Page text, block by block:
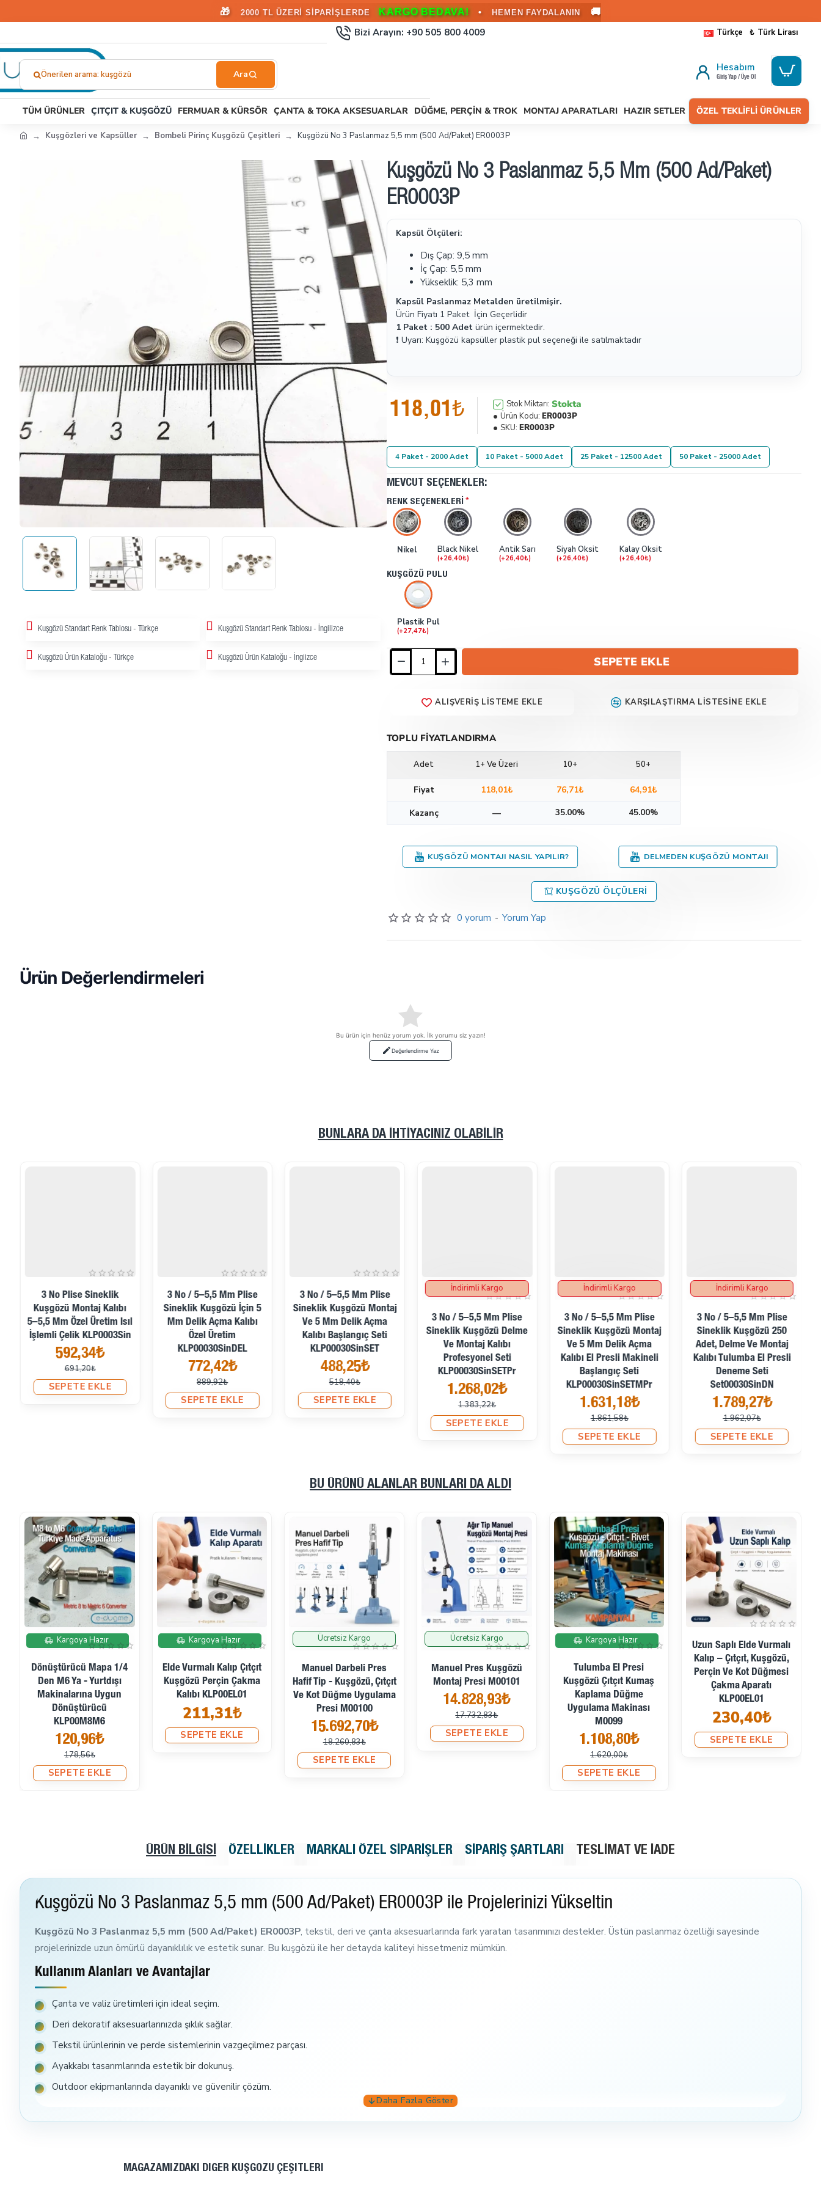
🎁 2000 TL ÜZERİ SİPARİŞLERDE KARGO BEDAVA! • HEMEN FAYDALANIN 🚚
Bizi Arayın: +90 505 800 4009 Türkçe ₺ Türk Lirası
Aramıştınız?...
Önerilen arama: stoper
Hesabım
Giriş Yap / Üye Ol
TÜM ÜRÜNLER ÇITÇIT & KUŞGÖZÜ FERMUAR & KÜRSÖR ÇANTA & TOKA AKSESUARLAR DÜĞME, PERÇIN & TROK MONTAJ APARATLARI HAZIR SETLER ÖZEL TEKLIFLI ÜRÜNLER
Kuşgözleri ve Kapsüller Bombeli Pirinç Kuşgözü Çeşitleri Kuşgözü No 3 Paslanmaz 5,5 mm (500 Ad/Paket) ER0003P
Kuşgözü Standart Renk Tablosu - Türkçe Kuşgözü Standart Renk Tablosu - İngilizce
Kuşgözü Ürün Kataloğu - Türkçe Kuşgözü Ürün Kataloğu - İngiizce
Kuşgözü No 3 Paslanmaz 5,5 Mm (500 Ad/Paket)
ER0003P
Kapsül Ölçüleri:
Dış Çap: 9,5 mm
İç Çap: 5,5 mm
Yükseklik: 5,3 mm
Kapsül Paslanmaz Metalden üretilmişir.
Ürün Fiyatı 1 Paket İçin Geçerlidir
1 Paket : 500 Adet ürün içermektedir.
❗ Uyarı: Kuşgözü kapsüller plastik pul seçeneği ile satılmaktadır
0 yorum - Yorum Yap
118,01₺ Stok Miktarı: Stokta
Ürün Kodu: ER0003P
SKU: ER0003P
4 Paket - 2000 Adet 10 Paket - 5000 Adet 25 Paket - 12500 Adet 50 Paket - 25000 Adet
MEVCUT SEÇENEKLER:
RENK SEÇENEKLERI
Nikel Black Nikel
(+26,40₺)
Antik Sarı
(+26,40₺)
Siyah Oksit
(+26,40₺)
Kalay Oksit
(+26,40₺)
KUŞGÖZÜ PULU
Plastik Pul
(+27,47₺)
SEPETE EKLE
ALIŞVERIŞ LISTEME EKLE KARŞILAŞTIRMA LISTESINE EKLE
TOPLU FIYATLANDIRMA
Adet 1+ Ve Üzeri 10+ 50+
Fiyat 118,01₺ 76,71₺
64,91₺
Kazanç
— 35.00% 45.00%
KUŞGÖZÜ MONTAJI NASIL YAPILIR? DELMEDEN KUŞGÖZÜ MONTAJI
KUŞGÖZÜ ÖLÇÜLERI
Ürün Değerlendirmeleri
Bu ürün için henüz yorum yok. İlk yorumu siz yazın!
Değerlendirme Yaz
BUNLARA DA İHTIYACINIZ OLABILIR
İndirimde
3 No Plise Sineklik
Kuşgözü Montaj Kalıbı
5–5,5 Mm Özel Üretim Isıl
İşlemli Çelik KLP0003Sin
592,34₺
691,20₺
SEPETE EKLE
İndirimde
3 No / 5–5,5 Mm Plise
Sineklik Kuşgözü İçin 5
Mm Delik Açma Kalıbı
Özel Üretim
KLP00030SinDEL
772,42₺
889,92₺
SEPETE EKLE
İndirimde
3 No / 5–5,5 Mm Plise
Sineklik Kuşgözü Montaj
Ve 5 Mm Delik Açma
Kalıbı Başlangıç Seti
KLP00030SinSET
488,25₺
518,40₺
SEPETE EKLE
İndirimde
İndirimli Kargo
3 No / 5–5,5 Mm Plise
Sineklik Kuşgözü Delme
Ve Montaj Kalıbı
Profesyonel Seti
KLP00030SinSETPr
1.268,02₺
1.383,22₺
SEPETE EKLE
İndirimde
İndirimli Kargo
3 No / 5–5,5 Mm Plise
Sineklik Kuşgözü Montaj
Ve 5 Mm Delik Açma
Kalıbı El Presli Makineli
Başlangıç Seti
KLP00030SinSETMPr
1.631,18₺
1.861,58₺
SEPETE EKLE
İndirimde
İndirimli Kargo
3 No / 5–5,5 Mm Plise
Sineklik Kuşgözü 250
Adet, Delme Ve Montaj
Kalıbı Tulumba El Presli
Deneme Seti
Set00030SinDN
1.789,27₺
1.962,07₺
SEPETE EKLE
BU ÜRÜNÜ ALANLAR BUNLARI DA ALDI
İndirimde
Kargoya Hazır
Dönüştürücü Mapa 1/4
Den M6 Ya - Yurtdışı
Makinalarına Uygun
Dönüştürücü
KLP00M8M6
120,96₺
178,56₺
SEPETE EKLE
Kargoya Hazır
Elde Vurmalı Kalıp Çıtçıt
Kuşgözü Perçin Çakma
Kalıbı KLP00EL01
211,31₺
SEPETE EKLE
İndirimde
Ücretsiz Kargo
Manuel Darbeli Pres
Hafif Tip - Kuşgözü, Çıtçıt
Ve Kot Düğme Uygulama
Presi M00100
15.692,70₺
18.260,83₺
SEPETE EKLE
İndirimde
Ücretsiz Kargo
Manuel Pres Kuşgözü
Montaj Presi M00101
14.828,93₺
17.732,83₺
SEPETE EKLE
İndirimde
Kargoya Hazır
Tulumba El Presi
Kuşgözü Çıtçıt Kumaş
Kaplama Düğme
Uygulama Makinası
M0099
1.108,80₺
1.620,00₺
SEPETE EKLE
Uzun Saplı Elde Vurmalı
Kalıp – Çıtçıt, Kuşgözü,
Perçin Ve Kot Düğmesi
Çakma Aparatı
KLP00EL01
230,40₺
SEPETE EKLE
ÜRÜN BILGISI ÖZELLIKLER MARKALI ÖZEL SIPARIŞLER SIPARIŞ ŞARTLARI TESLIMAT VE İADE
Kuşgözü No 3 Paslanmaz 5,5 mm (500 Ad/Paket) ER0003P ile Projelerinizi Yükseltin
Kuşgözü No 3 Paslanmaz 5,5 mm (500 Ad/Paket) ER0003P, tekstil, deri ve çanta aksesuarlarında fark yaratan tasarımınızı destekler. Üstün paslanmaz özelliği sayesinde
projelerinizde uzun ömürlü dayanıklılık ve estetik sunar. Bu kuşgözü ile her detayda kaliteyi hissetmeniz mümkün.
Kullanım Alanları ve Avantajlar
Çanta ve valiz üretimleri için ideal seçim.
Deri dekoratif aksesuarlarınızda şıklık sağlar.
Tekstil ürünlerinin ve perde sistemlerinin vazgeçilmez parçası.
Ayakkabı tasarımlarında estetik bir dokunuş.
Outdoor ekipmanlarında dayanıklı ve güvenilir çözüm.
Bu kuşgözü ile birlikte en çok tercih edilen diğermetal aksesuarları
MAĞAZAMIZDAKI DIĞER KUŞGÖZÜ ÇEŞITLERI